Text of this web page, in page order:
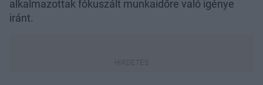
alkalmazottak fókuszált munkaidőre való igénye
iránt.